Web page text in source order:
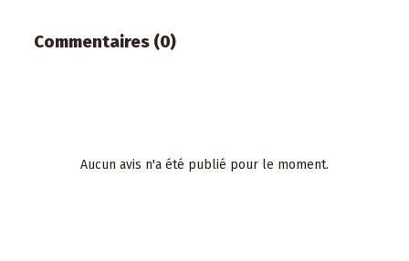
Commentaires (0)
Aucun avis n'a été publié pour le moment.